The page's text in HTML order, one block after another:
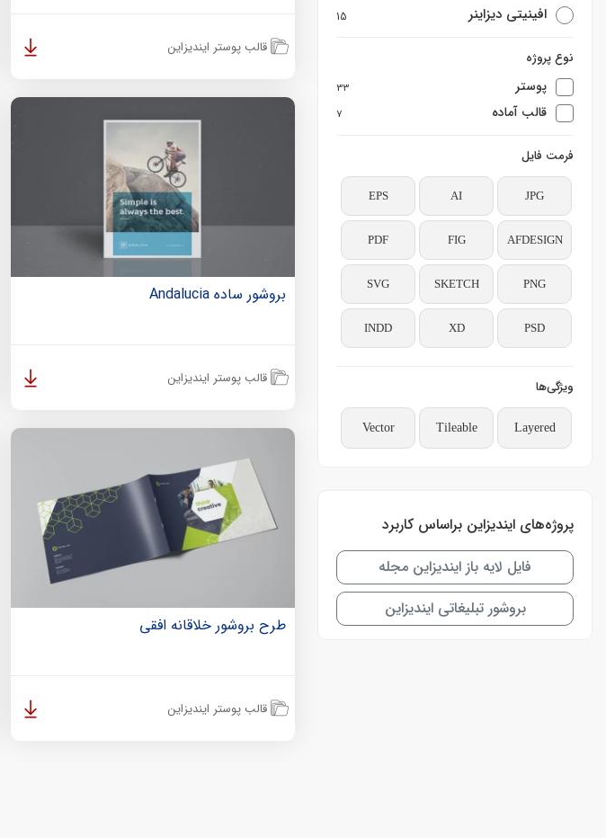
افینیتی دیزاینر 15
نوع پروژه
پوستر 33
قالب آماده 7
فرمت فایل
JPG
AI
EPS
AFDESIGN
FIG
PDF
PNG
SKETCH
SVG
PSD
XD
INDD
ویژگی‌ها
Layered
Tileable
Vector
پروژه‌های ایندیزاین براساس کاربرد
فایل لایه باز ایندیزاین مجله
بروشور تبلیغاتی ایندیزاین
قالب پوستر ایندیزاین
بروشور ساده Andalucia
قالب پوستر ایندیزاین
طرح بروشور خلاقانه افقی
قالب پوستر ایندیزاین